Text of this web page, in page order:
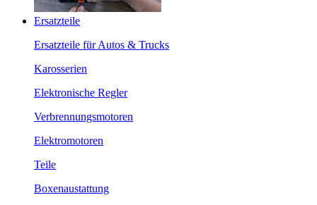
Ersatzteile
Ersatzteile für Autos & Trucks
Karosserien
Elektronische Regler
Verbrennungsmotoren
Elektromotoren
Teile
Boxenaustattung